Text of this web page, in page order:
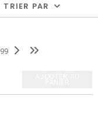
TRIER PAR
99